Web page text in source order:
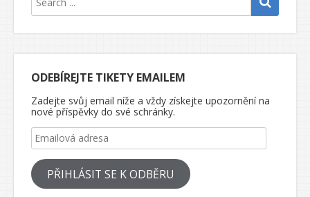
ODEBÍREJTE TIKETY EMAILEM
Zadejte svůj email níže a vždy získejte upozornění na
nové příspěvky do své schránky.
Emailová adresa
PŘIHLÁSIT SE K ODBĚRU